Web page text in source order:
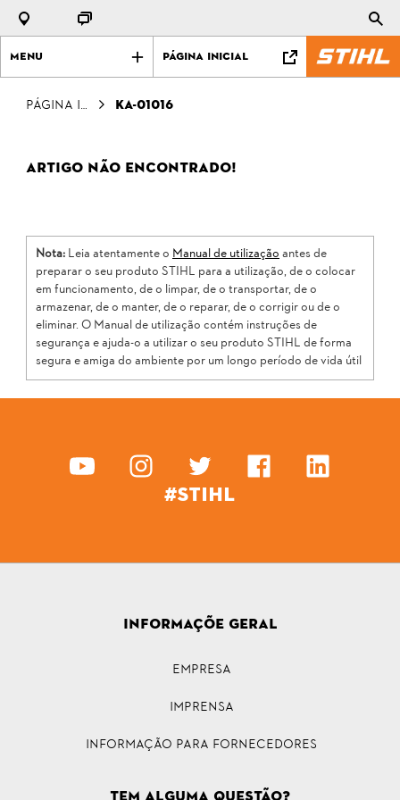
Menu Página Inicial
Página Inicial KA-01016
Artigo não encontrado!
Nota: Leia atentamente o Manual de utilizaçãoantes de
preparar o seu produto STIHL para a utilização, de o colocar
em funcionamento, de o limpar, de o transportar, de o
armazenar, de o manter, de o reparar, de o corrigir ou de o
eliminar. O Manual de utilização contém instruções de
segurança e ajuda-o a utilizar o seu produto STIHL de forma
segura e amiga do ambiente por um longo período de vida útil
#STIHL
INFORMAÇÕE GERAL
Empresa
Imprensa
INFORMAÇÃO PARA FORNECEDORES
Tem alguma questão?